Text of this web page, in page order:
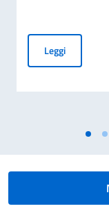
Leggi